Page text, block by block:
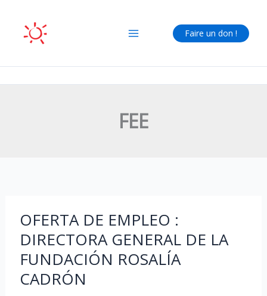
contenu
Faire un don !
FEE
OFERTA DE EMPLEO :
DIRECTORA GENERAL DE LA
FUNDACIÓN ROSALÍA
CADRÓN